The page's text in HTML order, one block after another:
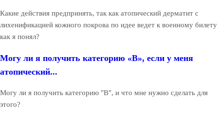
Какие действия предпринять, так как атопический дерматит с
лихенификацией кожного покрова по идее ведет к военному билету
как я понял?
Могу ли я получить категорию «В», если у меня
атопический...
Могу ли я получить категорию "В", и что мне нужно сделать для
этого?